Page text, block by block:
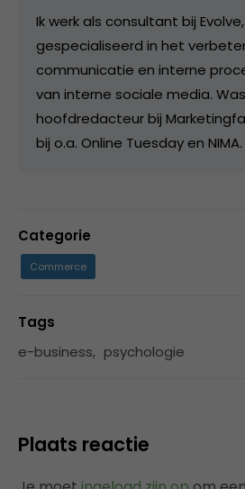
Ik werk als consultant bij
gespecialiseerd in het
communicatie en interne
van interne sociale media.
hoofdredacteur bij
bij o.a. Online Tuesday en NIMA.
Categorie
Commerce
Tags
e-business, psychologie
Plaats reactie